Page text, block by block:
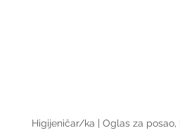
Higijeničar/ka | Oglas za posao,